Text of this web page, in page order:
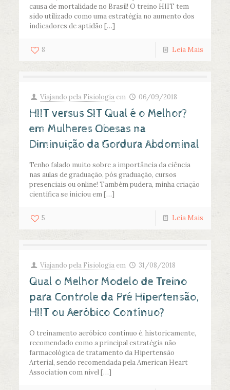
causa de mortalidade no Brasil! O treino HIIT tem
sido utilizado como uma estratégia no aumento dos
indicadores de aptidão […]
8 Leia Mais
Viajando pela Fisiologia em 06/09/2018
HIIT versus SIT Qual é o Melhor?
em Mulheres Obesas na
Diminuição da Gordura Abdominal
Tenho falado muito sobre a importância da ciência
nas aulas de graduação, pós graduação, cursos
presenciais ou online! Também pudera, minha criação
científica se iniciou em[…]
5 Leia Mais
Viajando pela Fisiologia em 31/08/2018
Qual o Melhor Modelo de Treino
para Controle da Pré Hipertensão,
HIIT ou Aeróbico Contínuo?
O treinamento aeróbico contínuo é, historicamente,
recomendado como a principal estratégia não
farmacológica de tratamento da Hipertensão
Arterial, sendo recomendada pela American Heart
Association com nível[…]